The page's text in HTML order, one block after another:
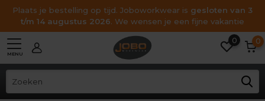
Plaats je bestelling op tijd. Joboworkwear is gesloten van 3
t/m 14 augustus 2026. We wensen je een fijne vakantie
MENU
0 0